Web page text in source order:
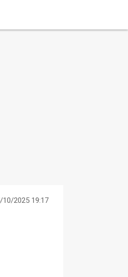
2025 19:17